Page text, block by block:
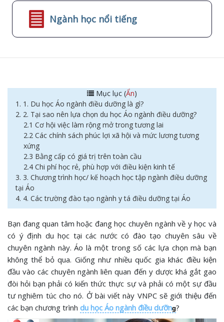
Ngành học nổi tiếng
Mục lục (Ẩn)
1. 1. Du học Áo ngành điều dưỡng là gì?
2. 2. Tại sao nên lựa chọn du học Áo ngành điều dưỡng?
2.1 Cơ hội việc làm rộng mở trong tương lai
2.2 Các chính sách phúc lợi xã hội và mức lương tương
xứng
2.3 Bằng cấp có giá trị trên toàn cầu
2.4 Chi phí học rẻ, phù hợp với điều kiện kinh tế
3. 3. Chương trình học/ kế hoạch học tập ngành điều dưỡng
tại Áo
4. 4. Các trường đào tạo ngành y tá điều dưỡng tại Áo
Bạn đang quan tâm hoặc đang học chuyên ngành về y học và
có ý định du học tại các nước có đào tạo chuyên sâu về
chuyên ngành này. Áo là một trong số các lựa chọn mà bạn
không thể bỏ qua. Giống như nhiều quốc gia khác điều kiện
đầu vào các chuyên ngành liên quan đến y dược khá gắt gao
đòi hỏi bạn phải có kiến thức thực sự và phải có một sự đầu
tư nghiêm túc cho nó. Ở bài viết này VNPC sẽ giới thiệu đến
các bạn chương trình du học Áo ngành điều dưỡng?